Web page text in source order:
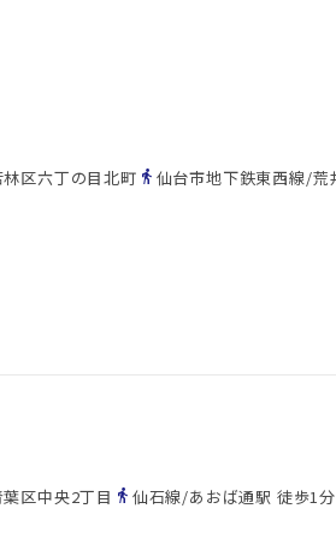
区六丁の目北町 directions_walk 仙台市地下鉄東西線/荒
区中央2丁目 directions_walk 仙石線/あおば通駅 徒歩1分